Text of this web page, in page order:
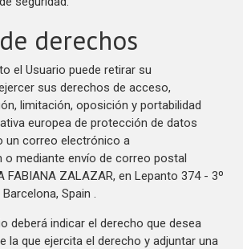
derechos
el Usuario puede retirar su
sus derechos de acceso,
limitación, oposición y portabilidad
europea de protección de datos
un correo electrónico a
o mediante envío de correo postal
FABIANA ZALAZAR, en Lepanto 374 - 3º
Spain .
deberá indicar el derecho que desea
la que ejercita el derecho y adjuntar una